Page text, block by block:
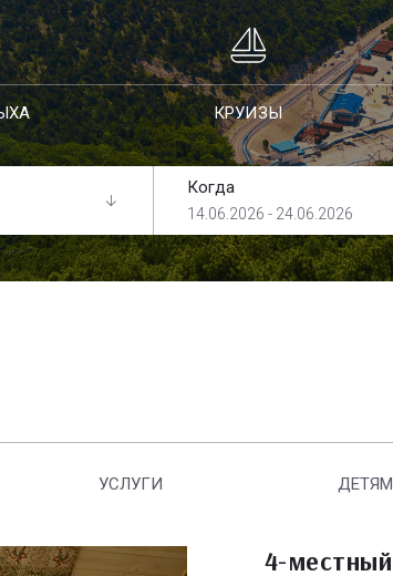
КРУИЗЫ
Когда
14.06.2026 - 24.06.2026
УСЛУГИ ДЕТЯМ
4-местный